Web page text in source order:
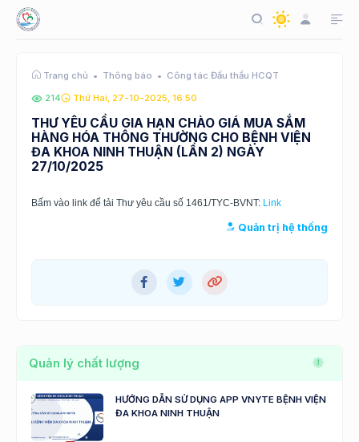
Trang chủ Thông báo Công tác Đấu thầu HCQT
214 Thứ Hai, 27-10-2025, 16:50
THƯ YÊU CẦU GIA HẠN CHÀO GIÁ MUA SẮM
HÀNG HÓA THÔNG THƯỜNG CHO BỆNH VIỆN
ĐA KHOA NINH THUẬN (LẦN 2) NGÀY
27/10/2025
Bấm vào link để tải Thư yêu cầu số 1461/TYC-BVNT: Link
Quản trị hệ thống
Quản lý chất lượng
HƯỚNG DẪN SỬ DỤNG APP VNYTE BỆNH VIỆN
ĐA KHOA NINH THUẬN